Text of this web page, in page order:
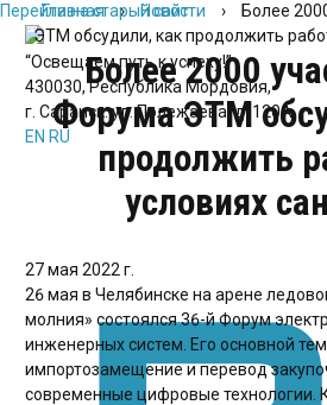
Перейти на старый сайт
“Освещаем путь к успеху!”
430030, Республика Мордовия,
г. Саранск. ул. Полежаева, д. 120А
EN RU
Главная › Новости ›
Более
ЭТМ обсудили, как продолжить
Более 2000 участников
Форума ЭТМ
продолжить
условиях
27 мая 2022 г.
26 мая в Челябинске на арене
молния» состоялся 36-й Форум
инженерных систем. Его основной
импортозамещение и перевод
современные цифровые технологии.